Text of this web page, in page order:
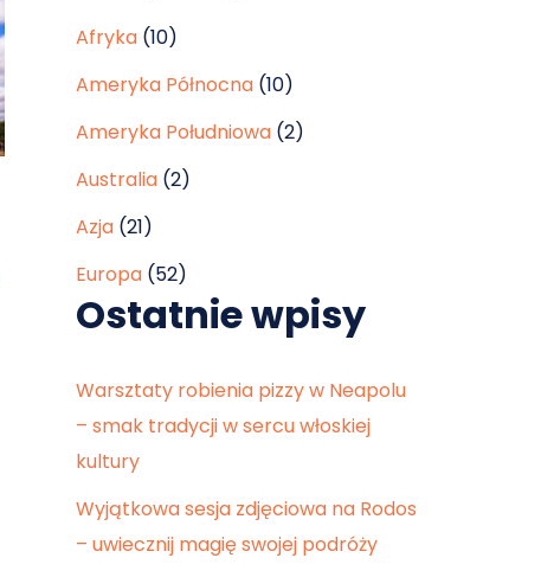
Afryka (10)
Ameryka Północna (10)
Ameryka Południowa (2)
Australia (2)
Azja (21)
Europa (52)
Ostatnie wpisy
Warsztaty robienia pizzy w Neapolu
– smak tradycji w sercu włoskiej
kultury
Wyjątkowa sesja zdjęciowa na Rodos
– uwiecznij magię swojej podróży